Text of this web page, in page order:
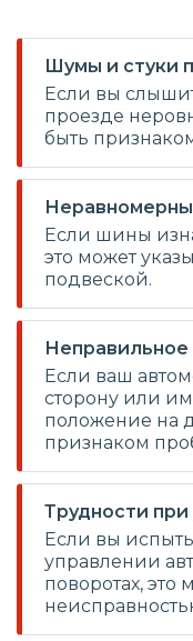
Шумы и стуки
Если вы
проезде
быть
Если шины
это может
подвеской.
Если ваш
сторону или
положение на
признаком
Трудности при
Если вы
управлении
поворотах, это